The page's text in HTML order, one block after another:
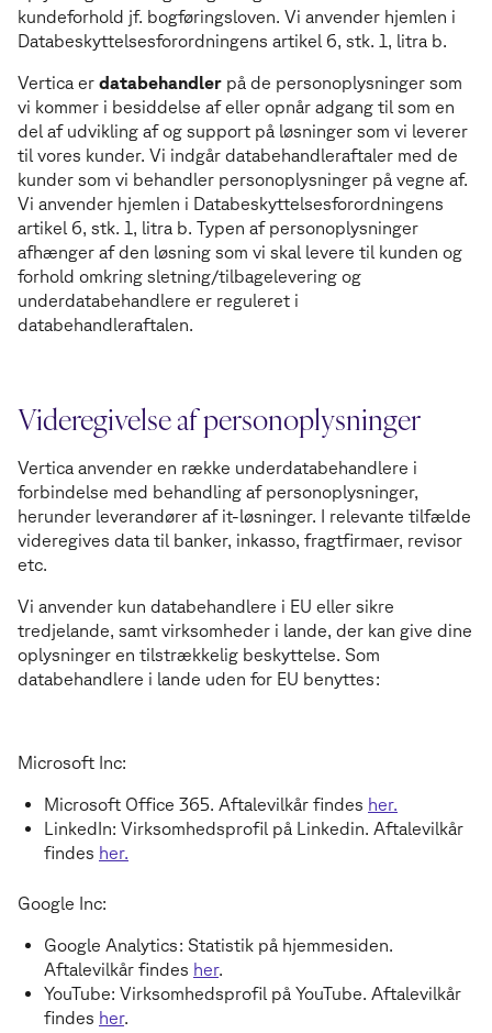
kundeforhold jf. bogføringsloven. Vi anvender hjemlen i
Databeskyttelsesforordningens artikel 6, stk. 1, litra b.
Vertica er databehandler på de personoplysninger som
vi kommer i besiddelse af eller opnår adgang til som en
del af udvikling af og support på løsninger som vi leverer
til vores kunder. Vi indgår databehandleraftaler med de
kunder som vi behandler personoplysninger på vegne af.
Vi anvender hjemlen i Databeskyttelsesforordningens
artikel 6, stk. 1, litra b. Typen af personoplysninger
afhænger af den løsning som vi skal levere til kunden og
forhold omkring sletning/tilbagelevering og
underdatabehandlere er reguleret i
databehandleraftalen.
Videregivelse af personoplysninger
Vertica anvender en række underdatabehandlere i
forbindelse med behandling af personoplysninger,
herunder leverandører af it-løsninger. I relevante tilfælde
videregives data til banker, inkasso, fragtfirmaer, revisor
etc.
Vi anvender kun databehandlere i EU eller sikre
tredjelande, samt virksomheder i lande, der kan give dine
oplysninger en tilstrækkelig beskyttelse. Som
databehandlere i lande uden for EU benyttes:
Microsoft Inc:
Microsoft Office 365. Aftalevilkår findes her.
LinkedIn: Virksomhedsprofil på Linkedin. Aftalevilkår
findes her.
Google Inc:
Google Analytics: Statistik på hjemmesiden.
Aftalevilkår findes her.
YouTube: Virksomhedsprofil på YouTube. Aftalevilkår
findes her.